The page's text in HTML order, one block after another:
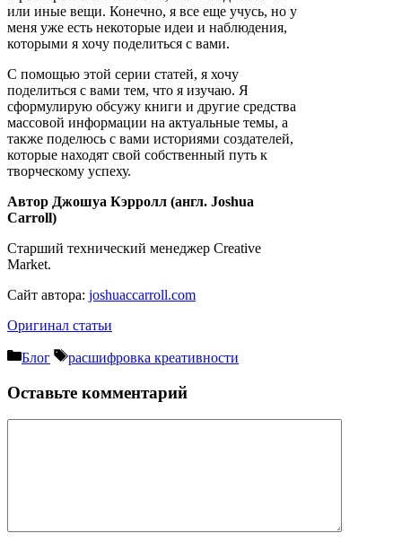
или иные вещи. Конечно, я все еще учусь, но у
меня уже есть некоторые идеи и наблюдения,
которыми я хочу поделиться с вами.
С помощью этой серии статей, я хочу
поделиться с вами тем, что я изучаю. Я
сформулирую обсужу книги и другие средства
массовой информации на актуальные темы, а
также поделюсь с вами историями создателей,
которые находят свой собственный путь к
творческому успеху.
Автор Джошуа Кэрролл (англ. Joshua
Carroll)
Старший технический менеджер Creative
Market.
Сайт автора: joshuaccarroll.com
Оригинал статьи
Рубрики
Блог Метки
расшифровка креативности
Оставьте комментарий